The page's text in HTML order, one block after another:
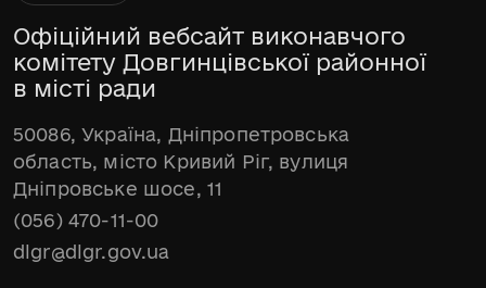
Офіційний вебсайт виконавчого
комітету Довгинцівської районної
в місті ради
50086, Україна, Дніпропетровська
область, місто Кривий Ріг, вулиця
Дніпровське шосе, 11
(056) 470-11-00
dlgr@dlgr.gov.ua